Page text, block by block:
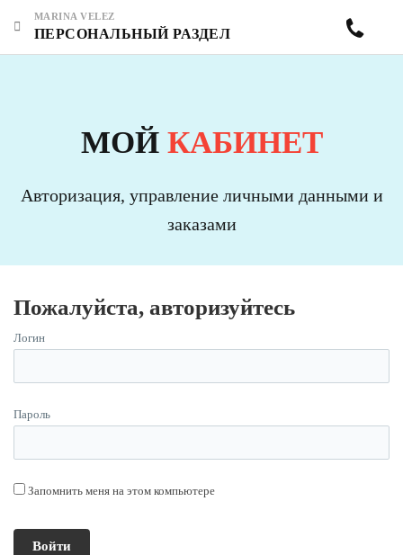
MARINA VELEZ
ПЕРСОНАЛЬНЫЙ РАЗДЕЛ
МОЙ КАБИНЕТ
Авторизация, управление личными данными и
заказами
Пожалуйста, авторизуйтесь
Логин
Пароль
Запомнить меня на этом компьютере